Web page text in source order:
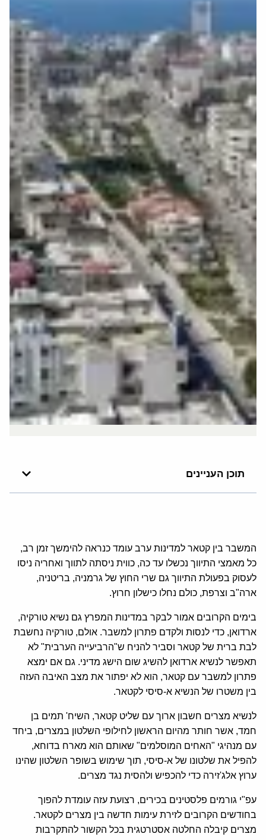
תוכן העניינים
המשבר בין קטאר למדינות ערב עומד כנראה להימשך זמן רב,
כל מאמצי התיווך נכשלו עד כה, כווית ניסתה לתווך ואחריה ניסו
לעסוק בפעולת התיווך גם שרי החוץ של גרמניה, בריטניה,
ארה"ב וצרפת, כולם נחלו כישלון חרוץ.
בימים הקרובים אמור לבקר במדינות המפרץ גם נשיא טורקיה,
ארדואן, כדי לנסות ולקדם פתרון למשבר. אולם, טורקיה נחשבת
לבת ברית של קטאר וסביר להניח ש"הרביעייה הערבית" לא
תאפשר לנשיא ארדואן להשיג שום הישג מדיני. גם אם ימצא
פתרון למשבר עם קטאר, הוא לא יפתור את מצב האיבה העזה
בין משטרו של הנשיא א-סיסי לקטאר.
לנשיא מצרים חשבון ארוך עם שליט קטאר, השיח' תמים בן
חמד, אשר חותר מהיום הראשון לחילופי השלטון במצרים, ביחד
עם מנהיגי "האחים המוסלמים" שאותם הוא מארח בדוחא,
להפיל את שלטונו של א-סיסי, תוך שימוש בשופר השלטון שהינו
ערוץ אלג'זירה כדי להכפיש ולהסית נגד מצרים.
עפ"י גורמים פלסטינים בכירים, רצועת עזה עומדת להפוך
בחודשים הקרובים לזירת עימות חדשה בין מצרים לקטאר.
מצרים קיבלה החלטה אסטרטגית בכל הקשור להתקרבות